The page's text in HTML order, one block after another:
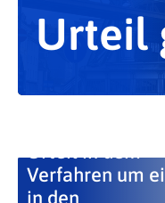
Urteil
Verfahren um
in den